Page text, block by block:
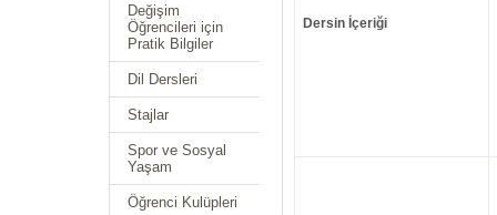
Değişim
Öğrencileri için
Pratik Bilgiler
Dil Dersleri
Stajlar
Spor ve Sosyal
Yaşam
Öğrenci Kulüpleri
Dersin İçeriği